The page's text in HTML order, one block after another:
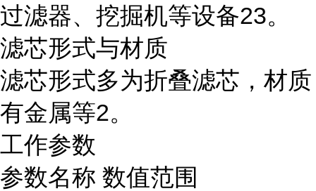
过滤器、挖掘机等设备23。
滤芯形式与材质
滤芯形式多为折叠滤芯，材质
有金属等2。
工作参数
参数名称 数值范围